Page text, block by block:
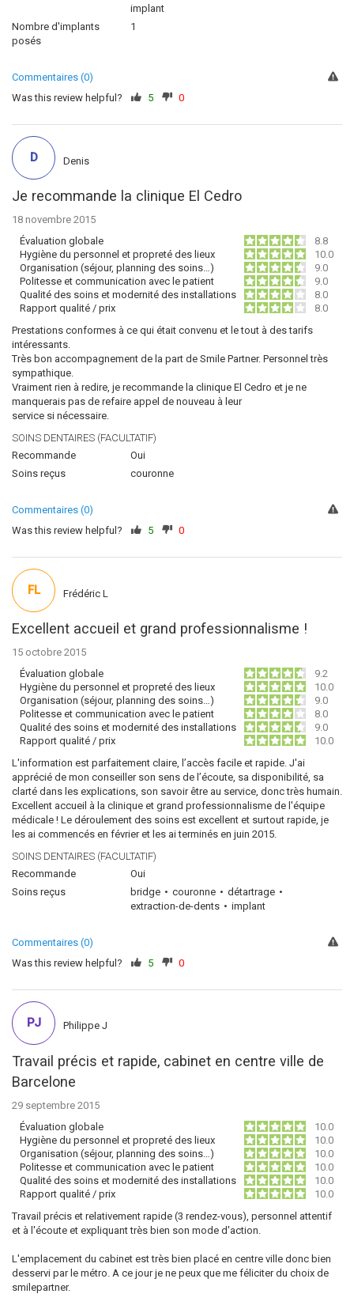
implant
Nombre d'implants
posés
1
Commentaires (0)
Was this review helpful?
5 0
Je recommande la clinique El Cedro
18 novembre 2015
Évaluation globale
8.8
Hygiène du personnel et propreté des lieux
10.0
Organisation (séjour, planning des soins…)
9.0
Politesse et communication avec le patient
9.0
Qualité des soins et modernité des installations
8.0
Rapport qualité / prix
8.0
Prestations conformes à ce qui était convenu et le tout à des tarifs
intéressants.
Très bon accompagnement de la part de Smile Partner. Personnel très
sympathique.
Vraiment rien à redire, je recommande la clinique El Cedro et je ne
manquerais pas de refaire appel de nouveau à leur
service si nécessaire.
SOINS DENTAIRES (FACULTATIF)
Recommande
Oui
Soins reçus
couronne
D Denis
Commentaires (0)
Was this review helpful?
5 0
Excellent accueil et grand professionnalisme !
15 octobre 2015
Évaluation globale
9.2
Hygiène du personnel et propreté des lieux
10.0
Organisation (séjour, planning des soins…)
9.0
Politesse et communication avec le patient
8.0
Qualité des soins et modernité des installations
9.0
Rapport qualité / prix
10.0
L'information est parfaitement claire, l’accès facile et rapide. J'ai
apprécié de mon conseiller son sens de l’écoute, sa disponibilité, sa
clarté dans les explications, son savoir être au service, donc très humain.
Excellent accueil à la clinique et grand professionnalisme de l'équipe
médicale ! Le déroulement des soins est excellent et surtout rapide, je
les ai commencés en février et les ai terminés en juin 2015.
SOINS DENTAIRES (FACULTATIF)
Recommande
Oui
Soins reçus
bridge couronne
détartrage
extraction-de-dents
implant
FL Frédéric L
Commentaires (0)
Was this review helpful?
5 0
Travail précis et rapide, cabinet en centre ville de
Barcelone
29 septembre 2015
Évaluation globale
10.0
Hygiène du personnel et propreté des lieux
10.0
Organisation (séjour, planning des soins…)
10.0
Politesse et communication avec le patient
10.0
Qualité des soins et modernité des installations
10.0
Rapport qualité / prix
10.0
Travail précis et relativement rapide (3 rendez-vous), personnel attentif
et à l'écoute et expliquant très bien son mode d'action.
L'emplacement du cabinet est très bien placé en centre ville donc bien
desservi par le métro. A ce jour je ne peux que me féliciter du choix de
smilepartner.
PJ Philippe J